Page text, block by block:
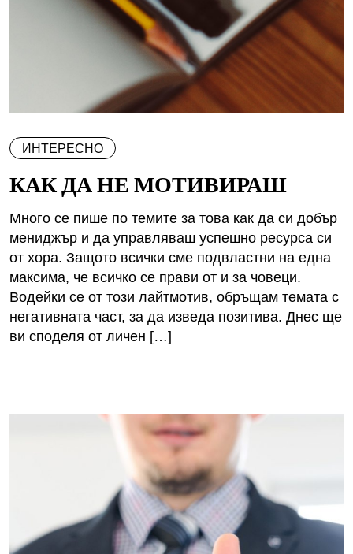
ИНТЕРЕСНО
КАК ДА НЕ МОТИВИРАШ
Много се пише по темите за това как да си добър
мениджър и да управляваш успешно ресурса си
от хора. Защото всички сме подвластни на една
максима, че всичко се прави от и за човеци.
Водейки се от този лайтмотив, обръщам темата с
негативната част, за да изведа позитива. Днес ще
ви споделя от личен […]